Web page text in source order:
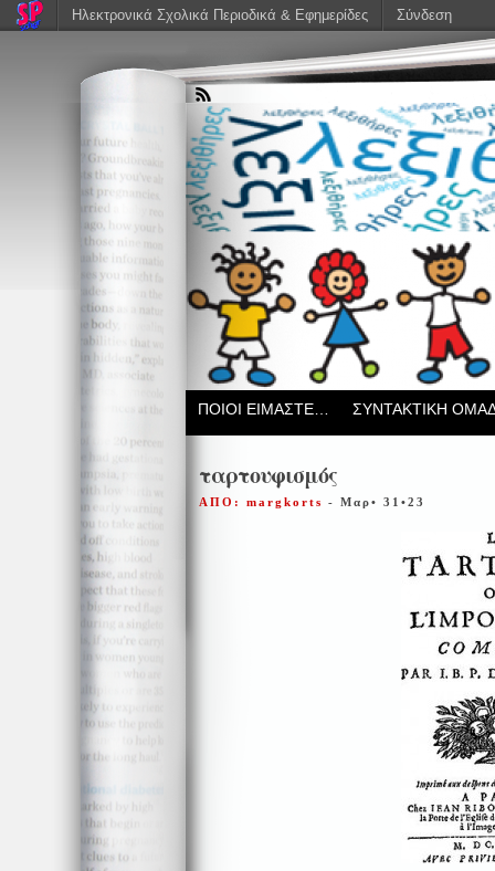
ΠΟΙΟΙ ΕΙΜΑΣΤΕ… ΣΥΝΤΑΚΤΙΚΗ
ταρτουφισμός
ΑΠΟ: margkorts - Μαρ• 31•23
Ηλεκτρονικά Σχολικά Περιοδικά & Εφημερίδες Σύνδεση